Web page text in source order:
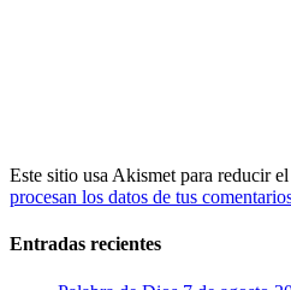
Este sitio usa Akismet para reducir el
procesan los datos de tus
Entradas recientes